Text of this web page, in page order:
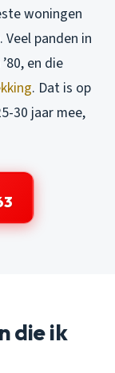
woningen
panden in
en die
. Dat is op
30 jaar mee,
die ik